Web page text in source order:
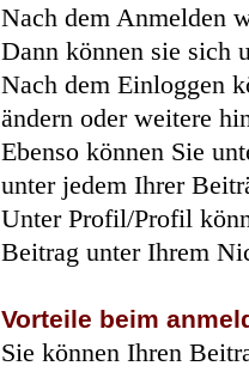
Nach dem Anmelden
Dann können sie sich
Nach dem Einloggen
ändern oder weitere
Ebenso können Sie
unter jedem Ihrer
Unter Profil/Profil
Beitrag unter Ihrem
Vorteile beim
Sie können Ihren